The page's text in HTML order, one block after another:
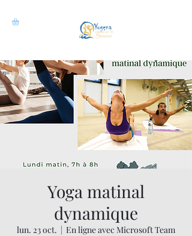
Yoga matinal
dynamique
lun. 23 oct.
  |
En ligne avec Microsoft Team